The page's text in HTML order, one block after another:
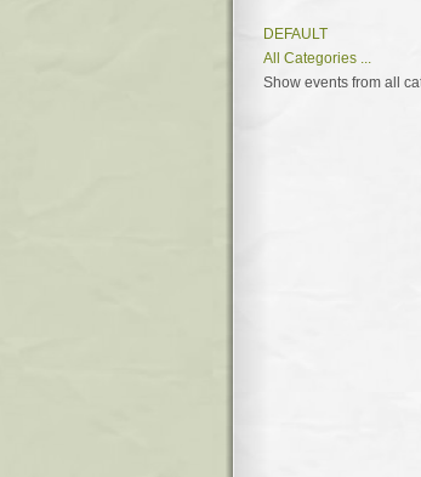
DEFAULT
All Categories ...
Show events from all